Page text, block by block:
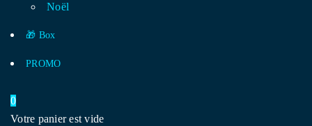
Noël
🎁 Box
PROMO
0
Votre panier est vide